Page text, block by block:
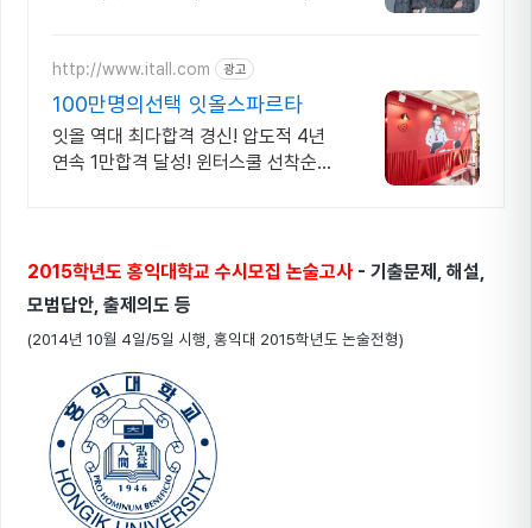
http://www.itall.com 광고
100만명의선택 잇올스파르타
잇올 역대 최다합격 경신! 압도적 4년
연속 1만합격 달성! 윈터스쿨 선착순
2015학년도 홍익대학교 수시모집 논술고사- 기출문제, 해설,
모범답안, 출제의도 등
(2014년 10월 4일/5일 시행, 홍익대 2015학년도 논술전형)